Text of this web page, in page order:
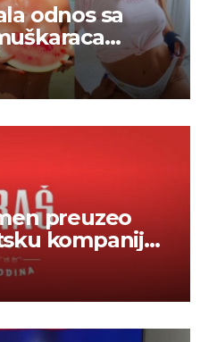
odnos sa
mi je
preuzeo
kompaniju i
Hrvati ne